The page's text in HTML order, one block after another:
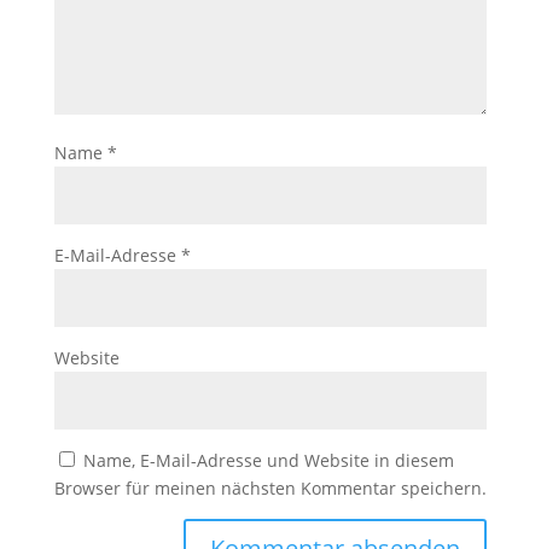
Name *
E-Mail-Adresse *
Website
Name, E-Mail-Adresse und Website in diesem
Browser für meinen nächsten Kommentar speichern.